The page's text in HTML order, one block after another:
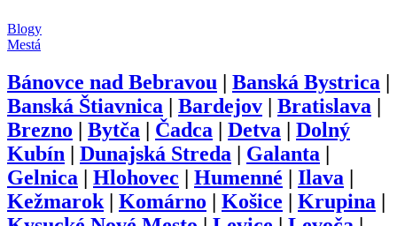
Blogy
Mestá
Bánovce nad Bebravou | Banská Bystrica |
Banská Štiavnica | Bardejov | Bratislava |
Brezno | Bytča | Čadca | Detva | Dolný
Kubín | Dunajská Streda | Galanta |
Gelnica | Hlohovec | Humenné | Ilava |
Kežmarok | Komárno | Košice | Krupina |